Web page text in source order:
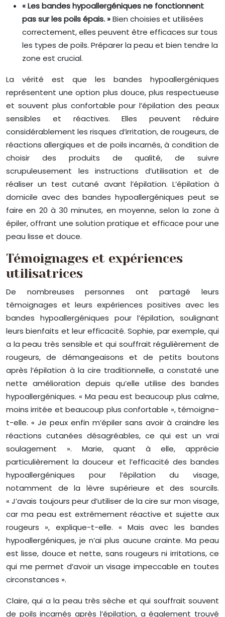
« Les bandes hypoallergéniques ne fonctionnent
pas sur les poils épais. »Bien choisies et utilisées
correctement, elles peuvent être efficaces sur tous
les types de poils. Préparer la peau et bien tendre la
zone est crucial.
La vérité est que les bandes hypoallergéniques
représentent une option plus douce, plus respectueuse
et souvent plus confortable pour l’épilation des peaux
sensibles et réactives. Elles peuvent réduire
considérablement les risques d’irritation, de rougeurs, de
réactions allergiques et de poils incarnés, à condition de
choisir des produits de qualité, de suivre
scrupuleusement les instructions d’utilisation et de
réaliser un test cutané avant l’épilation. L’épilation à
domicile avec des bandes hypoallergéniques peut se
faire en 20 à 30 minutes, en moyenne, selon la zone à
épiler, offrant une solution pratique et efficace pour une
peau lisse et douce.
Témoignages et expériences
utilisatrices
De nombreuses personnes ont partagé leurs
témoignages et leurs expériences positives avec les
bandes hypoallergéniques pour l’épilation, soulignant
leurs bienfaits et leur efficacité. Sophie, par exemple, qui
a la peau très sensible et qui souffrait régulièrement de
rougeurs, de démangeaisons et de petits boutons
après l’épilation à la cire traditionnelle, a constaté une
nette amélioration depuis qu’elle utilise des bandes
hypoallergéniques. « Ma peau est beaucoup plus calme,
moins irritée et beaucoup plus confortable », témoigne-
t-elle. « Je peux enfin m’épiler sans avoir à craindre les
réactions cutanées désagréables, ce qui est un vrai
soulagement ». Marie, quant à elle, apprécie
particulièrement la douceur et l’efficacité des bandes
hypoallergéniques pour l’épilation du visage,
notamment de la lèvre supérieure et des sourcils.
« J’avais toujours peur d’utiliser de la cire sur mon visage,
car ma peau est extrêmement réactive et sujette aux
rougeurs », explique-t-elle. « Mais avec les bandes
hypoallergéniques, je n’ai plus aucune crainte. Ma peau
est lisse, douce et nette, sans rougeurs ni irritations, ce
qui me permet d’avoir un visage impeccable en toutes
circonstances ».
Claire, qui a la peau très sèche et qui souffrait souvent
de poils incarnés après l’épilation, a également trouvé